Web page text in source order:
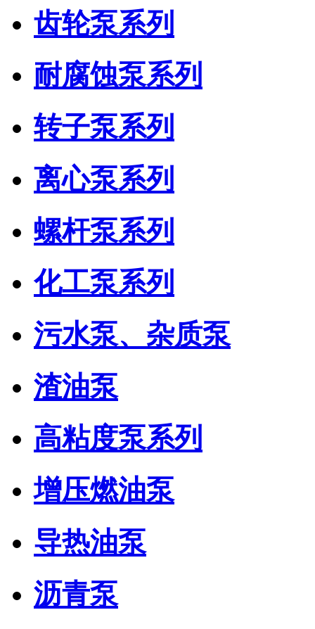
齿轮泵系列
耐腐蚀泵系列
转子泵系列
离心泵系列
螺杆泵系列
化工泵系列
污水泵、杂质泵
渣油泵
高粘度泵系列
增压燃油泵
导热油泵
沥青泵